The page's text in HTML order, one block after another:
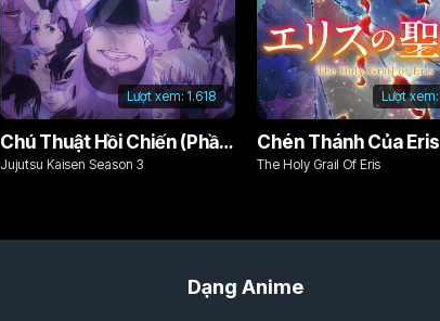
Lượt xem:1.618
Chú Thuật Hồi Chiến (Phần 3)
Jujutsu Kaisen Season 3
Lượt xem:
Chén Thánh Của Eris
The Holy Grail Of Eris
Dạng Anime